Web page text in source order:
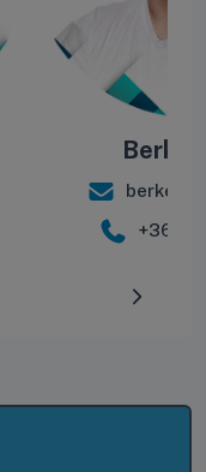
Berke
+36 30